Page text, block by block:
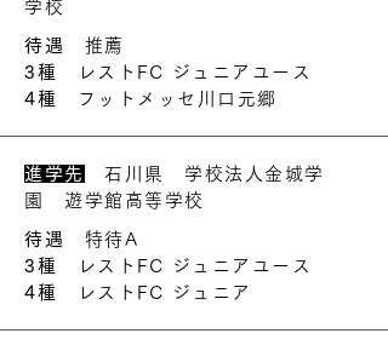
学校
待遇 推薦
3種
レストFC ジュニアユース
4種
フットメッセ川口元郷
進学先
石川県 学校法人金城学
園 遊学館高等学校
待遇 特待A
3種
レストFC ジュニアユース
4種
レストFC ジュニア